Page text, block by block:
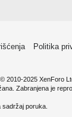
Politika
© 2010-2025 XenForo
Zabranjena je
poruka.